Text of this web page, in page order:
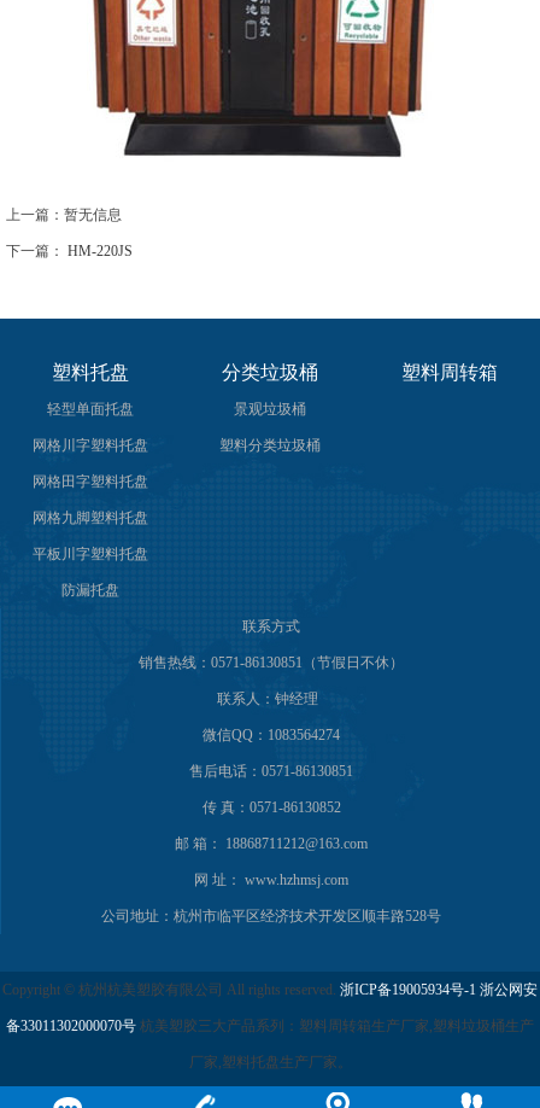
上一篇：暂无信息
下一篇： HM-220JS
塑料托盘
轻型单面托盘
网格川字塑料托盘
网格田字塑料托盘
网格九脚塑料托盘
平板川字塑料托盘
防漏托盘
分类垃圾桶
景观垃圾桶
塑料分类垃圾桶
塑料周转箱
联系方式
销售热线：0571-86130851（节假日不休）
联系人：钟经理
微信QQ：1083564274
售后电话：0571-86130851
传 真：0571-86130852
邮 箱： 18868711212@163.com
网 址： www.hzhmsj.com
公司地址：杭州市临平区经济技术开发区顺丰路528号
Copyright © 杭州杭美塑胶有限公司 All rights reserved. 浙ICP备19005934号-1 浙公网安
备33011302000070号 杭美塑胶三大产品系列：塑料周转箱生产厂家,塑料垃圾桶生产
厂家,塑料托盘生产厂家。
谷歌地图 百度地图